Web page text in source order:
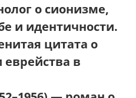
о сионизме,
и идентичности.
цитата о
в